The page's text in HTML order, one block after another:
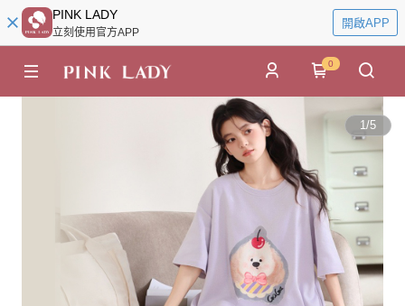
PINK LADY
立刻使用官方APP
開啟APP
0
1/5